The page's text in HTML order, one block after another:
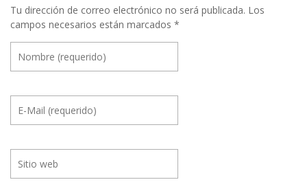
Tu dirección de correo electrónico no será publicada. Los
campos necesarios están marcados *